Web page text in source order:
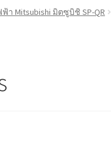
นโยบายการคืนเงินบทควา
า Mitsubishi มิตซูบิชิ SP-QR